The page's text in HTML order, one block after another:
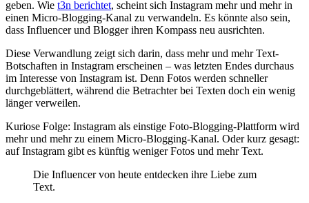
geben. Wie t3n berichtet, scheint sich Instagram mehr und mehr in
einen Micro-Blogging-Kanal zu verwandeln. Es könnte also sein,
dass Influencer und Blogger ihren Kompass neu ausrichten.
Diese Verwandlung zeigt sich darin, dass mehr und mehr Text-
Botschaften in Instagram erscheinen – was letzten Endes durchaus
im Interesse von Instagram ist. Denn Fotos werden schneller
durchgeblättert, während die Betrachter bei Texten doch ein wenig
länger verweilen.
Kuriose Folge: Instagram als einstige Foto-Blogging-Plattform wird
mehr und mehr zu einem Micro-Blogging-Kanal. Oder kurz gesagt:
auf Instagram gibt es künftig weniger Fotos und mehr Text.
Die Influencer von heute entdecken ihre Liebe zum
Text.